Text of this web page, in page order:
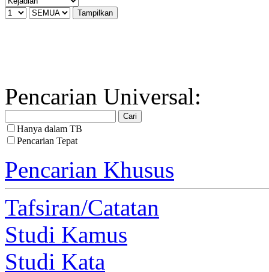
Pencarian Universal:
Hanya dalam TB
Pencarian Tepat
Pencarian Khusus
Tafsiran/Catatan
Studi Kamus
Studi Kata